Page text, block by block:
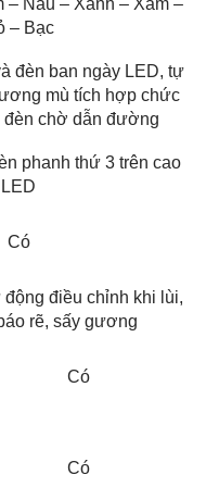
– Bạc
đèn ban ngày LED, tự
mù tích hợp chức
đèn chờ dẫn đường
phanh thứ 3 trên cao
LED
Có
điều chỉnh khi lùi,
rẽ, sấy gương
Có
Có